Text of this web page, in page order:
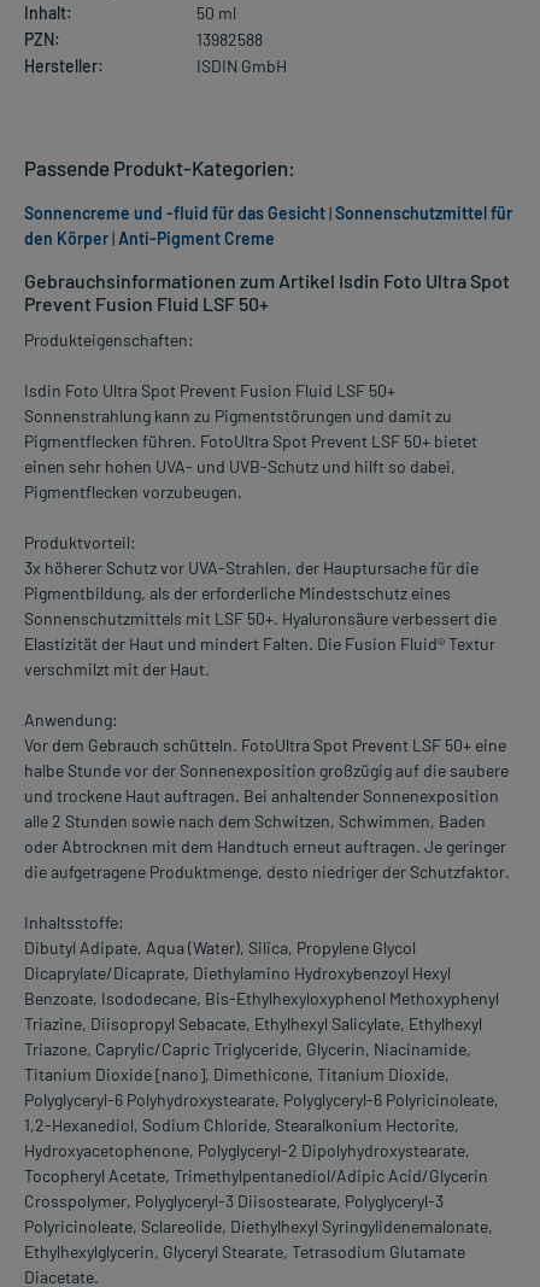
Inhalt:
50 ml
PZN:
13982588
Hersteller:
ISDIN GmbH
Gebrauchsinformationen zum Artikel Isdin Foto Ultra Spot
Prevent Fusion Fluid LSF 50+
Produkteigenschaften:
Isdin Foto Ultra Spot Prevent Fusion Fluid LSF 50+
Sonnenstrahlung kann zu Pigmentstörungen und damit zu
Pigmentflecken führen. FotoUltra Spot Prevent LSF 50+ bietet
einen sehr hohen UVA- und UVB-Schutz und hilft so dabei,
Pigmentflecken vorzubeugen.
Produktvorteil:
3x höherer Schutz vor UVA-Strahlen, der Hauptursache für die
Pigmentbildung, als der erforderliche Mindestschutz eines
Sonnenschutzmittels mit LSF 50+. Hyaluronsäure verbessert die
Elastizität der Haut und mindert Falten. Die Fusion Fluid® Textur
verschmilzt mit der Haut.
Anwendung:
Vor dem Gebrauch schütteln. FotoUltra Spot Prevent LSF 50+ eine
halbe Stunde vor der Sonnenexposition großzügig auf die saubere
und trockene Haut auftragen. Bei anhaltender Sonnenexposition
alle 2 Stunden sowie nach dem Schwitzen, Schwimmen, Baden
oder Abtrocknen mit dem Handtuch erneut auftragen. Je geringer
die aufgetragene Produktmenge, desto niedriger der Schutzfaktor.
Inhaltsstoffe:
Dibutyl Adipate, Aqua (Water), Silica, Propylene Glycol
Dicaprylate/Dicaprate, Diethylamino Hydroxybenzoyl Hexyl
Benzoate, Isododecane, Bis-Ethylhexyloxyphenol Methoxyphenyl
Triazine, Diisopropyl Sebacate, Ethylhexyl Salicylate, Ethylhexyl
Triazone, Caprylic/Capric Triglyceride, Glycerin, Niacinamide,
Titanium Dioxide [nano], Dimethicone, Titanium Dioxide,
Polyglyceryl-6 Polyhydroxystearate, Polyglyceryl-6 Polyricinoleate,
1,2-Hexanediol, Sodium Chloride, Stearalkonium Hectorite,
Hydroxyacetophenone, Polyglyceryl-2 Dipolyhydroxystearate,
Tocopheryl Acetate, Trimethylpentanediol/Adipic Acid/Glycerin
Crosspolymer, Polyglyceryl-3 Diisostearate, Polyglyceryl-3
Polyricinoleate, Sclareolide, Diethylhexyl Syringylidenemalonate,
Ethylhexylglycerin, Glyceryl Stearate, Tetrasodium Glutamate
Diacetate.
Passende Produkt-Kategorien:
Sonnencreme und -fluid für das Gesicht|Sonnenschutzmittel für
den Körper|Anti-Pigment Creme